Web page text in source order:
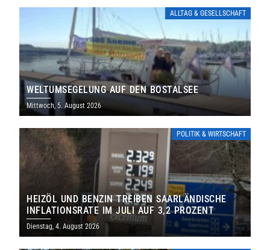
ALLTAG & GESELLSCHAFT
WELTUMSEGELUNG AUF DEN BOSTALSEE
Mittwoch, 5. August 2026
POLITIK & WIRTSCHAFT
HEIZÖL UND BENZIN TREIBEN SAARLÄNDISCHE
INFLATIONSRATE IM JULI AUF 3,2 PROZENT
Dienstag, 4. August 2026